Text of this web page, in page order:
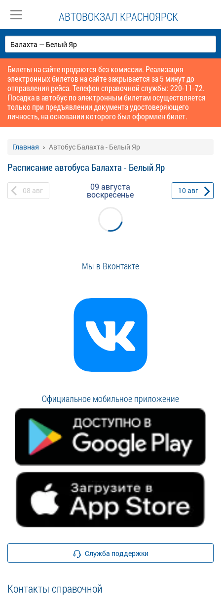
АВТОВОКЗАЛ КРАСНОЯРСК
Билеты на сайте продаются без комиссии. Реализация
электронных билетов на сайте закрывается за 5 минут до
отправления рейса. Телефон справочной службы: 220-11-72.
Посадка в автобус по электронным билетам осуществляется
только при предъявлении документа удостоверяющего
личность, на основании которого был оформлен билет.
Главная Автобус Балахта - Белый Яр
Расписание автобуса Балахта - Белый Яр
08 авг 09 августа
воскресенье 10авг
Мы в Вконтакте
Официальное мобильное приложение
Служба поддержки
Контакты справочной